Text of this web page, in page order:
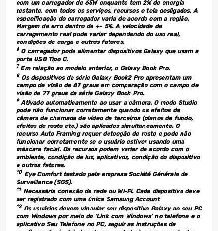
com um carregador de 65W enquanto tem 2% de energia
restante, com todos os serviços, recursos e tela desligados. A
especificação do carregador varia de acordo com a região.
Margem de erro dentro de +- 5%. A velocidade de
carregamento real pode variar dependendo do uso real,
condições de carga e outros fatores.
6O carregador pode alimentar dispositivos Galaxy que usam a
porta USB Tipo C.
7Em relação ao modelo anterior, o Galaxy Book Pro.
8 Os dispositivos da série Galaxy Book2 Pro apresentam um
campo de visão de 87 graus em comparação com o campo de
visão de 77 graus da série Galaxy Book Pro.
9 Ativado automaticamente ao usar a câmera. O modo Studio
pode não funcionar corretamente quando os efeitos da
câmera de chamada de vídeo de terceiros (planos de fundo,
efeitos de rosto etc.) são aplicados simultaneamente. O
recurso Auto Framing requer detecção de rosto e pode não
funcionar corretamente se o usuário estiver usando uma
máscara facial. Os recursos podem variar de acordo com o
ambiente, condição de luz, aplicativos, condição do dispositivo
e outros fatores.
10Eye Comfort testado pela empresa Société Générale de
Surveillance (SGS).
11 Necessária conexão de rede ou Wi-Fi. Cada dispositivo deve
ser registrado com uma única Samsung Account
12Os usuários devem vincular seu dispositivo Galaxy ao seu PC
com Windows por meio do ‘Link com Windows’ no telefone e o
aplicativo Seu Telefone no PC, seguir as instruções de